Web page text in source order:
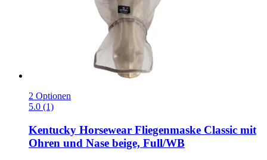
2 Optionen
5.0 (1)
Kentucky Horsewear Fliegenmaske Classic mit
Ohren und Nase beige, Full/WB